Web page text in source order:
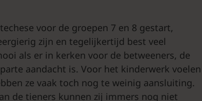
voor de groepen 7 en 8 gestart,
zijn en tegelijkertijd best veel
als er in kerken voor de betweeners, de
aandacht is. Voor het kinderwerk voelen
ze vaak toch nog te weinig aansluiting.
de tieners kunnen zij immers nog niet